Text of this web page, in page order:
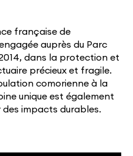
française de
auprès du Parc
dans la protection et
précieux et fragile.
comorienne à la
unique est également
impacts durables.